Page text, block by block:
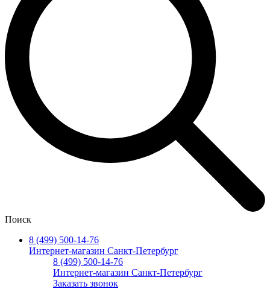
Поиск
8 (499) 500-14-76
Интернет-магазин Санкт-Петербург
8 (499) 500-14-76
Интернет-магазин Санкт-Петербург
Заказать звонок